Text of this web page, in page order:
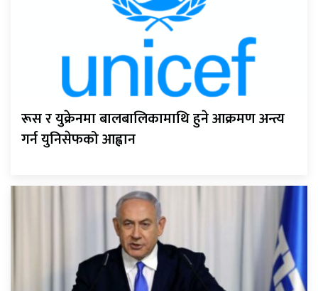
रूस र युक्रेनमा बालबालिकामाथि हुने आक्रमण अन्त्य
गर्न युनिसेफको आह्वान